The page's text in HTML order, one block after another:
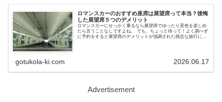
ロマンスカーのおすすめ座席は展望席って本当？後悔
した展望席５つのデメリット
ロマンスカーにせっかく乗るなら展望席でゆったり景色を楽しめ
たら言うことなしですよね。 でも、ちょっと待って！よく調べず
に予約をすると展望席のデメリットが強調された残念な旅行にな
gotukola-ki.com 2026.06.17
Advertisement